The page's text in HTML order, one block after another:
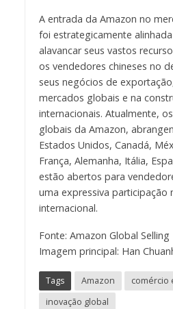
A entrada da Amazon no
foi estrategicamente
alavancar seus vastos
os vendedores chineses no
seus negócios de
mercados globais e na
internacionais. Atualmente,
globais da Amazon,
Estados Unidos, Canadá,
França, Alemanha, Itália,
estão abertos para
uma expressiva participação
internacional.
Fonte: Amazon Global Selling
Imagem principal: Han
Tags Amazon
comércio
inovação global